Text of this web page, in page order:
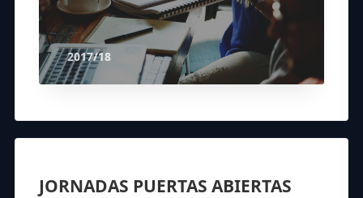
2017/18
JORNADAS PUERTAS ABIERTAS